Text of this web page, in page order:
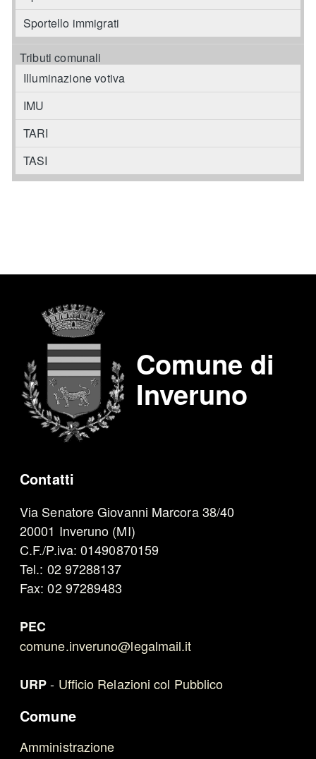
Sportello immigrati
Tributi comunali
Illuminazione votiva
IMU
TARI
TASI
Comune di
Inveruno
Contatti
Via Senatore Giovanni Marcora 38/40
20001 Inveruno (MI)
C.F./P.iva: 01490870159
Tel.: 02 97288137
Fax: 02 97289483
PEC
comune.inveruno@legalmail.it
URP- Ufficio Relazioni col Pubblico
Comune
Amministrazione